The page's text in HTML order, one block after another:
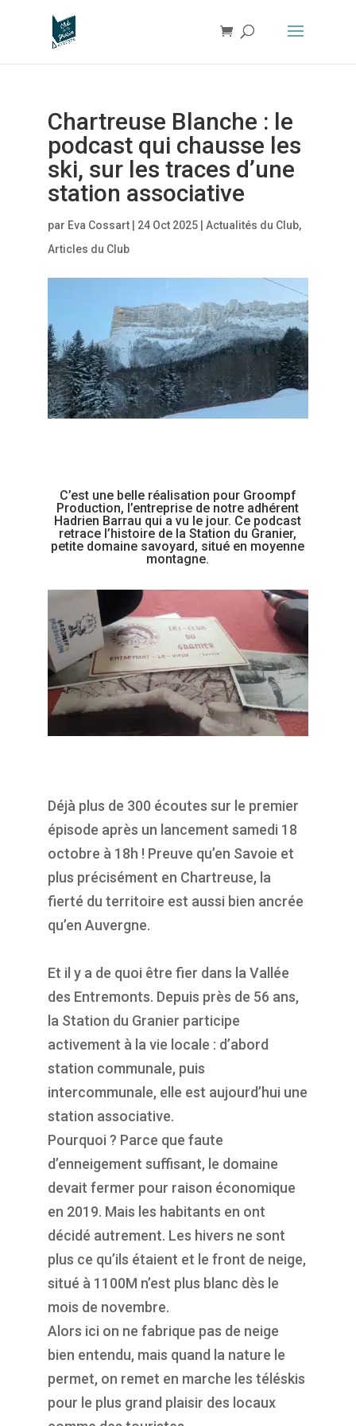
Chartreuse Blanche : le
podcast qui chausse les
ski, sur les traces d’une
station associative
par Eva Cossart| 24 Oct 2025| Actualités du Club,
Articles du Club
C’est une belle réalisation pour Groompf
Production, l’entreprise de notre adhérent
Hadrien Barrau qui a vu le jour. Ce podcast
retrace l’histoire de la Station du Granier,
petite domaine savoyard, situé en moyenne
montagne.
Déjà plus de 300 écoutes sur le premier
épisode après un lancement samedi 18
octobre à 18h ! Preuve qu’en Savoie et
plus précisément en Chartreuse, la
fierté du territoire est aussi bien ancrée
qu’en Auvergne.
Et il y a de quoi être fier dans la Vallée
des Entremonts. Depuis près de 56 ans,
la Station du Granier participe
activement à la vie locale : d’abord
station communale, puis
intercommunale, elle est aujourd’hui une
station associative.
Pourquoi ? Parce que faute
d’enneigement suffisant, le domaine
devait fermer pour raison économique
en 2019. Mais les habitants en ont
décidé autrement. Les hivers ne sont
plus ce qu’ils étaient et le front de neige,
situé à 1100M n’est plus blanc dès le
mois de novembre.
Alors ici on ne fabrique pas de neige
bien entendu, mais quand la nature le
permet, on remet en marche les téléskis
pour le plus grand plaisir des locaux